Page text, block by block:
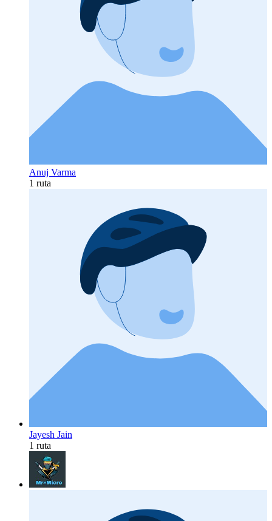
Anuj Varma
1 ruta
Jayesh Jain
1 ruta